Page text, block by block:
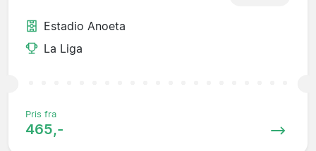
Estadio Anoeta
La Liga
Pris fra
465,-